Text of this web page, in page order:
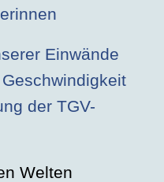
Einwände
der TGV-
Welten